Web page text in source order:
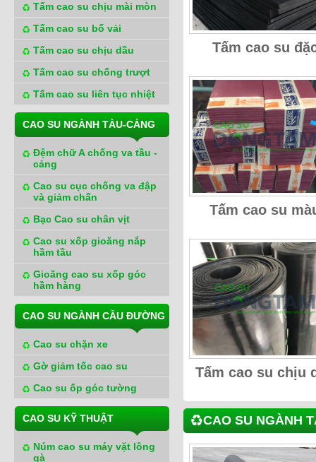
Tấm cao su chịu mài mòn
Tấm cao su bố vải
Tấm cao su chịu dầu
Tấm cao su chống trượt
Tấm cao su liên tục nhiệt
CAO SU NGÀNH TÀU-CẢNG
Đệm chữ A chống va tầu -
cảng
Cao su cục chống va đập
và giảm chấn
Bạc Cao su chân vịt
Cao su xốp gioăng nắp
hầm tầu
Gioăng cao su xốp góc
hầm hàng
CAO SU NGÀNH CẦU ĐƯỜNG
Cao su chặn xe
Gờ giảm tốc cao su
Cao su ốp góc tường
CAO SU KỸ THUẬT
Núm cao su máy vặt lông
gà
Tấm cao su
Tấm cao su
Tấm cao su chịu
CAO SU NGÀNH